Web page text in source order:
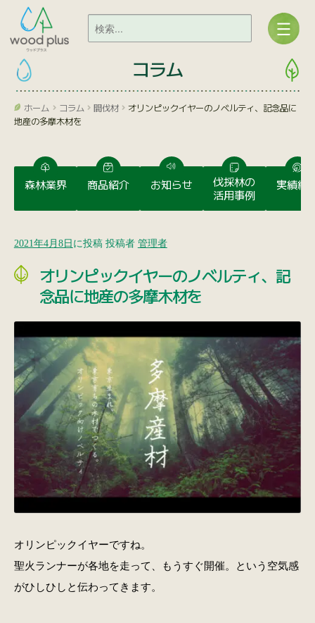
コラム
ホーム コラム 間伐材
オリンピックイヤーのノベルティ、記念品に
地産の多摩木材を
森林業界 商品紹介 お知らせ
伐採林の
活用事例
実績紹
2021年4月8日 に投稿 投稿者 管理者
オリンピックイヤーのノベルティ、記
念品に地産の多摩木材を
オリンピックイヤーですね。
聖火ランナーが各地を走って、もうすぐ開催。という空気感
がひしひしと伝わってきます。